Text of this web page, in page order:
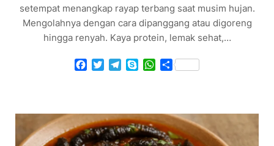
setempat menangkap rayap terbang saat musim hujan.
Mengolahnya dengan cara dipanggang atau digoreng
hingga renyah. Kaya protein, lemak sehat,…
Facebook
TwitterTelegram
SkypeWhatsApp
Share